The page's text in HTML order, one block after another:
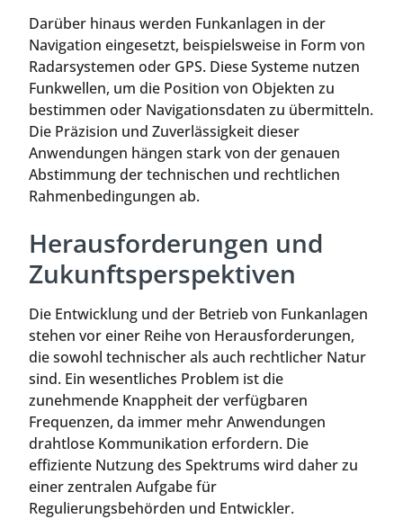
Darüber hinaus werden Funkanlagen in der
Navigation eingesetzt, beispielsweise in Form von
Radarsystemen oder GPS. Diese Systeme nutzen
Funkwellen, um die Position von Objekten zu
bestimmen oder Navigationsdaten zu übermitteln.
Die Präzision und Zuverlässigkeit dieser
Anwendungen hängen stark von der genauen
Abstimmung der technischen und rechtlichen
Rahmenbedingungen ab.
Herausforderungen und
Zukunftsperspektiven
Die Entwicklung und der Betrieb von Funkanlagen
stehen vor einer Reihe von Herausforderungen,
die sowohl technischer als auch rechtlicher Natur
sind. Ein wesentliches Problem ist die
zunehmende Knappheit der verfügbaren
Frequenzen, da immer mehr Anwendungen
drahtlose Kommunikation erfordern. Die
effiziente Nutzung des Spektrums wird daher zu
einer zentralen Aufgabe für
Regulierungsbehörden und Entwickler.